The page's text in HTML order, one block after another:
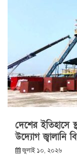
দেশের ইতিহাসে
উদ্যোগ জ্বালানি
জুলাই ১০, ২০২৬